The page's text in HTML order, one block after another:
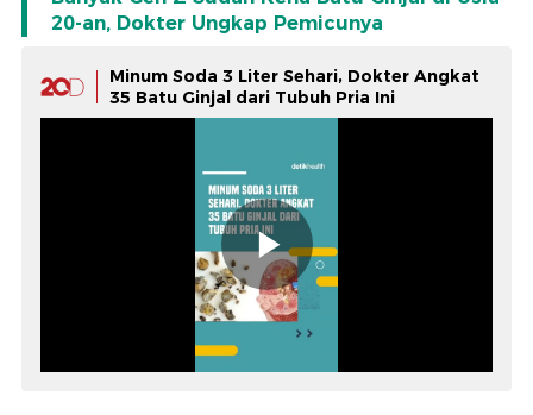
20-an, Dokter Ungkap Pemicunya
Minum Soda 3 Liter Sehari, Dokter Angkat
35 Batu Ginjal dari Tubuh Pria Ini